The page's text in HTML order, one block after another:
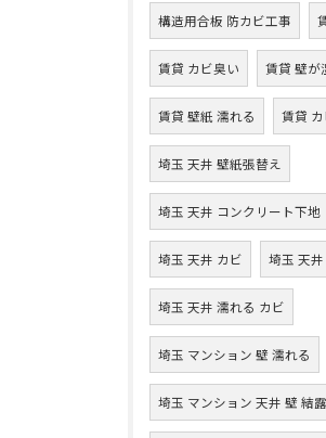
構造用合板 防カビ工事
賃貸 カビ臭い 賃貸 壁が
賃貸 壁紙 濡れる 賃貸
埼玉 天井 壁紙張替え
埼玉 天井 コンクリート下地
埼玉 天井 カビ 埼玉 天
埼玉 天井 濡れる カビ
埼玉 マンション 壁 濡れる
埼玉 マンション 天井 壁 結